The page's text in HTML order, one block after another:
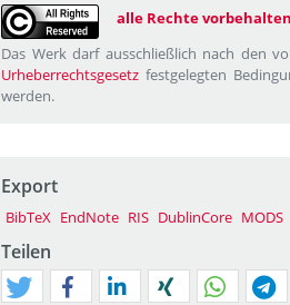
alle Rechte vorbehalten
Das Werk darf ausschließlich nach den
Urheberrechtsgesetz festgelegten
werden.
Export
BibTeX EndNote RIS DublinCore MODS
Teilen